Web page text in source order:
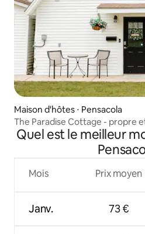
Maison d'hôtes ⋅ Pensacola
The Paradise Cottage - propre
Quel est le meilleur
Mois
Janv.
Prix moyen
73 €